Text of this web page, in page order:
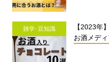
雑学･豆知識
【2023年
お酒メデ